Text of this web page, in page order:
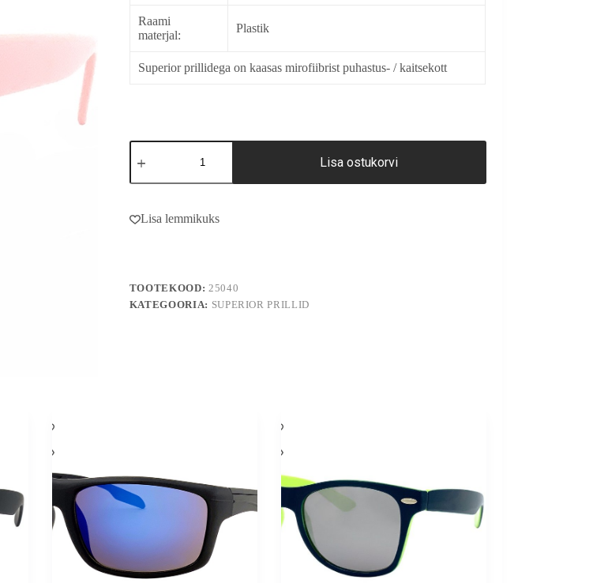
Raami
materjal:
Plastik
Superior prillidega on kaasas mirofiibrist puhastus- / kaitsekott
25040
kogus
Lisa ostukorvi
t
t
i
Lisa lemmikuks
TOOTEKOOD: 25040
KATEGOORIA: SUPERIOR PRILLID